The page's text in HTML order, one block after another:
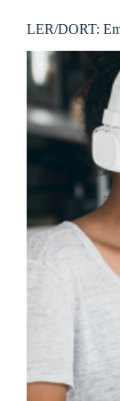
LER/DORT: